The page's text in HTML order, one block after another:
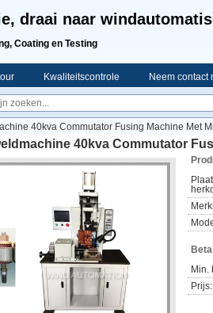
draai naar
Coating en Testing
Kwaliteitscontrole Neem contact
40kva Commutator Fusing Machine Met
40kva Commutator
Min.
Prijs: